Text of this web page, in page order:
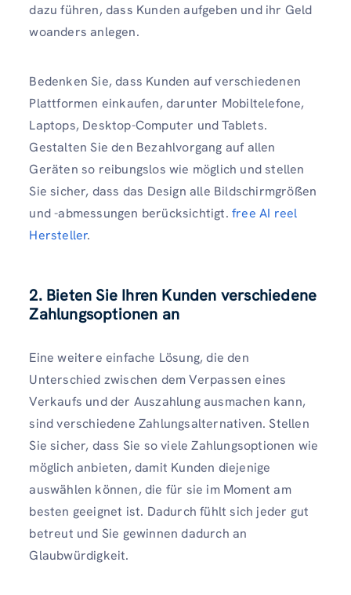
dazu führen, dass Kunden aufgeben und ihr Geld
woanders anlegen.
Bedenken Sie, dass Kunden auf verschiedenen
Plattformen einkaufen, darunter Mobiltelefone,
Laptops, Desktop-Computer und Tablets.
Gestalten Sie den Bezahlvorgang auf allen
Geräten so reibungslos wie möglich und stellen
Sie sicher, dass das Design alle Bildschirmgrößen
und -abmessungen berücksichtigt. free AI reel
Hersteller.
2. Bieten Sie Ihren Kunden verschiedene
Zahlungsoptionen an
Eine weitere einfache Lösung, die den
Unterschied zwischen dem Verpassen eines
Verkaufs und der Auszahlung ausmachen kann,
sind verschiedene Zahlungsalternativen. Stellen
Sie sicher, dass Sie so viele Zahlungsoptionen wie
möglich anbieten, damit Kunden diejenige
auswählen können, die für sie im Moment am
besten geeignet ist. Dadurch fühlt sich jeder gut
betreut und Sie gewinnen dadurch an
Glaubwürdigkeit.